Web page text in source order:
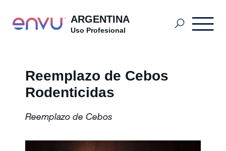
ARGENTINA
Uso Profesional
Plagas y Soluciones
Reemplazo de Cebos
Rodenticidas
Reemplazo de Cebos